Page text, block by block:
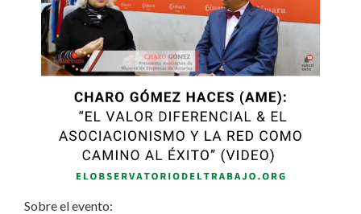
Sobre el evento: